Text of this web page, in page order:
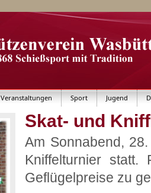
Veranstaltungen Sport Jugend
Skat- und
Am Sonnabend,
Kniffelturnier
Geflügelpreise zu